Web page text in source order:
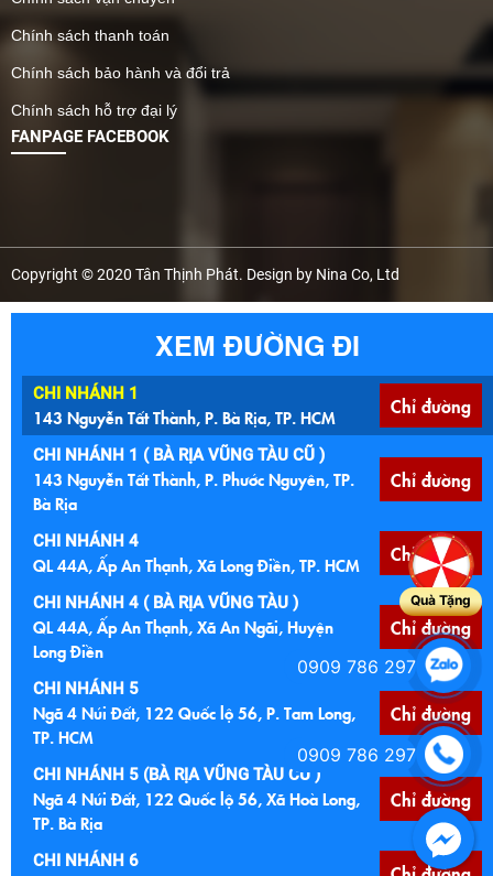
Chính sách thanh toán
Chính sách bảo hành và đổi trả
Chính sách hỗ trợ đại lý
FANPAGE FACEBOOK
Copyright © 2020 Tân Thịnh Phát. Design by Nina Co, Ltd
XEM ĐƯỜNG ĐI
CHI NHÁNH 1
143 Nguyễn Tất Thành, P. Bà Rịa, TP. HCM Chỉ đường
CHI NHÁNH 1 ( BÀ RỊA VŨNG TÀU CŨ )
143 Nguyễn Tất Thành, P. Phước Nguyên, TP.
Bà Rịa
Chỉ đường
CHI NHÁNH 4
QL 44A, Ấp An Thạnh, Xã Long Điền, TP. HCM Chỉ đường
CHI NHÁNH 4 ( BÀ RỊA VŨNG TÀU )
QL 44A, Ấp An Thạnh, Xã An Ngãi, Huyện
Long Điền
Chỉ đường
CHI NHÁNH 5
Ngã 4 Núi Đất, 122 Quốc lộ 56, P. Tam Long,
TP. HCM
Chỉ đường
CHI NHÁNH 5 (BÀ RỊA VŨNG TÀU CŨ )
Ngã 4 Núi Đất, 122 Quốc lộ 56, Xã Hoà Long,
TP. Bà Rịa
Chỉ đường
CHI NHÁNH 6
Quà Tặng
0909 786 297
0909 786 297